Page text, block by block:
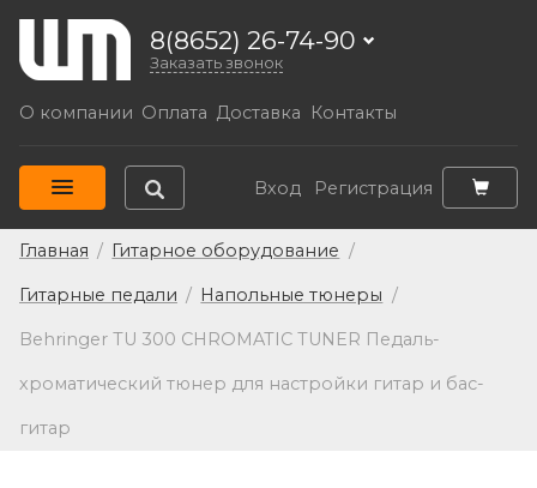
8(8652) 26-74-90
Заказать звонок
О компании Оплата Доставка Контакты
Вход Регистрация
Главная / Гитарное оборудование /
Гитарные педали / Напольные тюнеры /
Behringer TU 300 CHROMATIC TUNER Педаль-
хроматический тюнер для настройки гитар и бас-
гитар